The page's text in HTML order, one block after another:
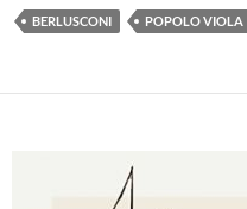
BERLUSCONI POPOLO VIOLA